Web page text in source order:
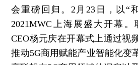
会重磅回归。2月23日，以“
2021MWC上海展盛大开幕
CEO杨元庆在开幕式上通过视
推动5G商用赋能产业智能化变